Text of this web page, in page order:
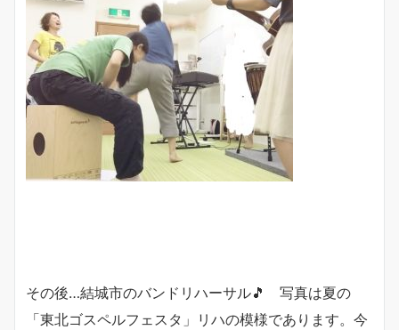
その後…結城市のバンドリハーサル🎵 写真は夏の
「東北ゴスペルフェスタ」リハの模様であります。今